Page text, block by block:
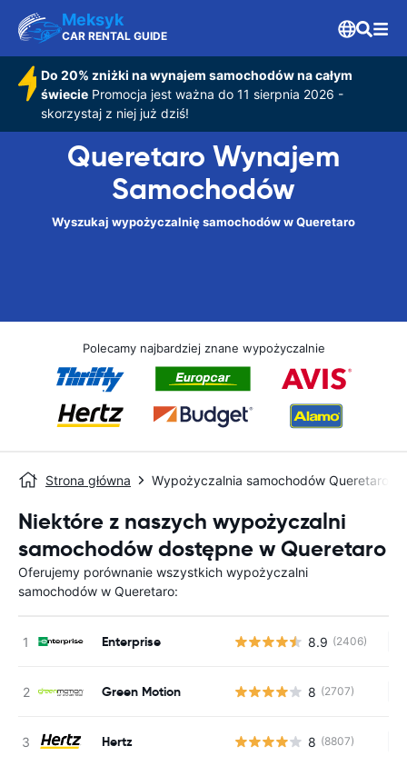
Meksyk
CAR RENTAL GUIDE
Do 20% zniżki na wynajem samochodów na całym
świeciePromocja jest ważna do 11 sierpnia 2026 -
skorzystaj z niej już dziś!
Queretaro Wynajem
Samochodów
Wyszukaj wypożyczalnię samochodów w Queretaro
Polecamy najbardziej znane wypożyczalnie
Strona główna Wypożyczalnia samochodów Queretaro
Niektóre z naszych wypożyczalni
samochodów dostępne w Queretaro
Oferujemy porównanie wszystkich wypożyczalni
samochodów w Queretaro:
Enterprise 8.9 (2406)
Green Motion 8 (2707)
Hertz 8 (8807)